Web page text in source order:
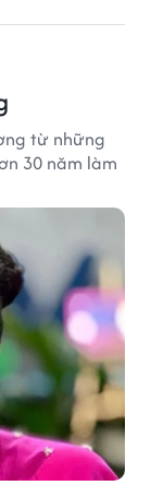
từ những
30 năm làm